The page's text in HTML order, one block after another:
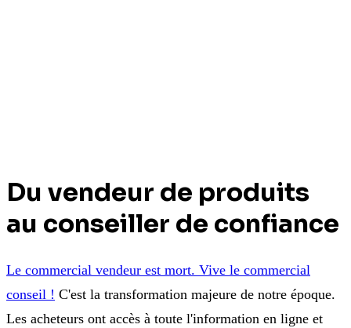
Du vendeur de produits
au conseiller de confiance
Le commercial vendeur est mort. Vive le commercial
conseil ! C'est la transformation majeure de notre époque.
Les acheteurs ont accès à toute l'information en ligne et